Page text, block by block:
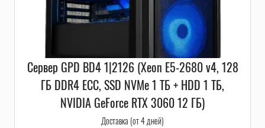
Сервер GPD BD4 1|2126 (Xeon E5-2680 v4, 128
ГБ DDR4 ECC, SSD NVMe 1 ТБ + HDD 1 ТБ,
NVIDIA GeForce RTX 3060 12 ГБ)
Доставка (от 4 дней)